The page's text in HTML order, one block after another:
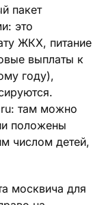
пакет
это
ЖКХ, питание
выплаты к
году),
там можно
положены
числом детей,
москвича для